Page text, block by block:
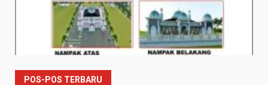
POS-POS TERBARU